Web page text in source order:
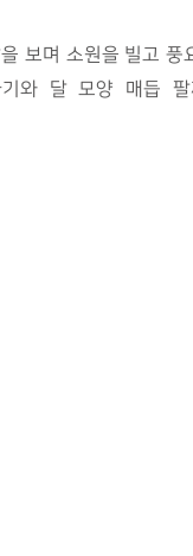
보며 소원을 빌고 풍
와 달 모양 매듭 팔